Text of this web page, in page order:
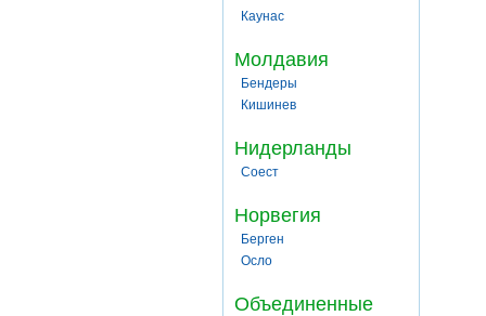
Каунас
Молдавия
Бендеры
Кишинев
Нидерланды
Соест
Норвегия
Берген
Осло
Объединенные